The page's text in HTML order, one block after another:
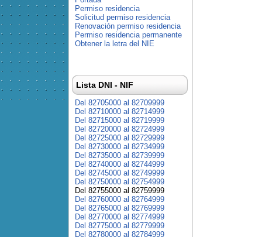
Permiso residencia
Solicitud permiso residencia
Renovación permiso residencia
Permiso residencia permanente
Obtener la letra del NIE
Lista DNI - NIF
Del 82705000 al 82709999
Del 82710000 al 82714999
Del 82715000 al 82719999
Del 82720000 al 82724999
Del 82725000 al 82729999
Del 82730000 al 82734999
Del 82735000 al 82739999
Del 82740000 al 82744999
Del 82745000 al 82749999
Del 82750000 al 82754999
Del 82755000 al 82759999
Del 82760000 al 82764999
Del 82765000 al 82769999
Del 82770000 al 82774999
Del 82775000 al 82779999
Del 82780000 al 82784999